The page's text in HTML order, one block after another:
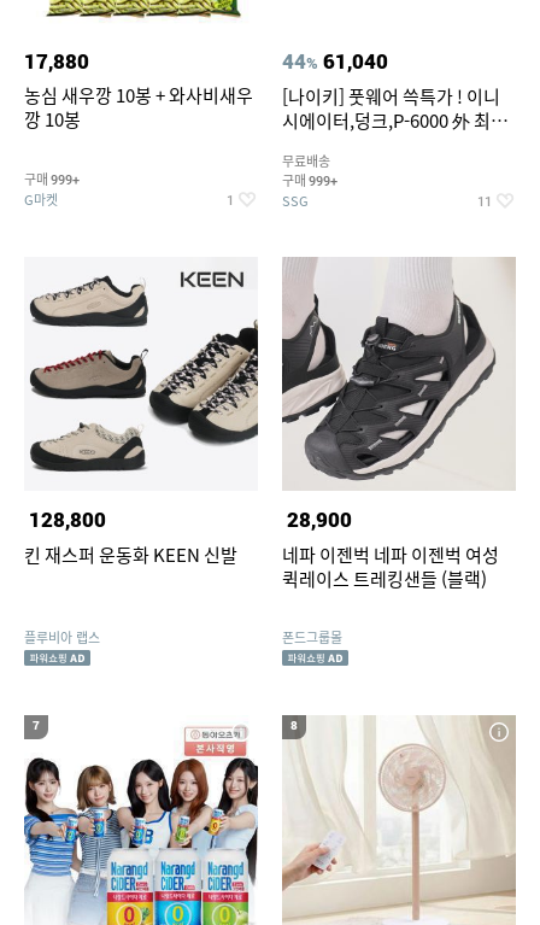
17,880
농심 새우깡 10봉 + 와사비새우
깡 10봉
구매 999+
G마켓 1
44% 61,040
[나이키] 풋웨어 쓱특가 ! 이니
시에이터,덩크,P-6000 外 최대
무료배송
구매 999+
SSG 11
128,800
킨 재스퍼 운동화 KEEN 신발
플루비아 랩스
28,900
네파 이젠벅 네파 이젠벅 여성
퀵레이스 트레킹샌들 (블랙)
폰드그룹몰
7 8